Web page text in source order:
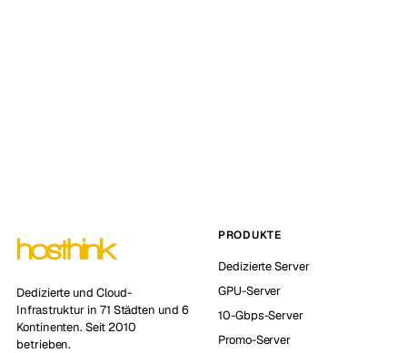
Dedizierte und Cloud-
Infrastruktur in 71 Städten und 6
Kontinenten. Seit 2010
betrieben.
PRODUKTE
Dedizierte Server
GPU-Server
10-Gbps-Server
Promo-Server